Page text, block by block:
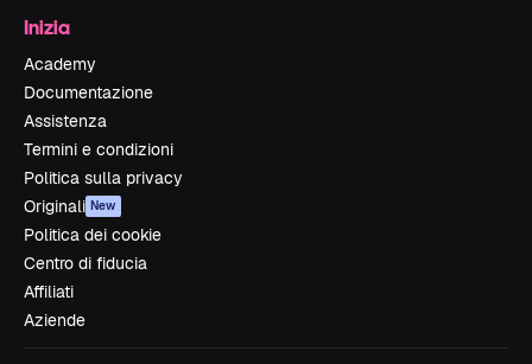
Inizia
Academy
Documentazione
Assistenza
Termini e condizioni
Politica sulla privacy
Originali New
Politica dei cookie
Centro di fiducia
Affiliati
Aziende